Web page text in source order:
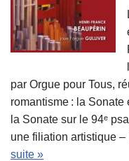
par Orgue pour Tous,
romantisme : la
la Sonate sur le 94ᵉ
une filiation artistique
suite »